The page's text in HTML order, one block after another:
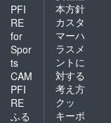
PFI
RE
for
Spor
ts
CAM
PFI
RE
ふる
本方針
カスタ
マーハ
ラスメ
ントに
対する
考え方
クッ
キーポ